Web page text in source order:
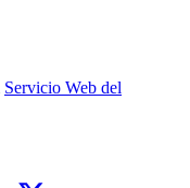
Servicio Web del